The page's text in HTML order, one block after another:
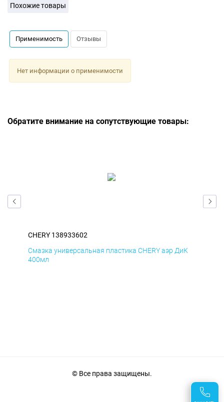
Похожие товары
Применимость Отзывы
Нет информации о применимости
Обратите внимание на сопутствующие товары:
CHERY 138933602
Смазка универсальная пластика CHERY аэр ДиК
400мл
© Все права защищены.